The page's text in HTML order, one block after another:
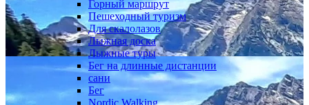
Горный маршрут
Пешеходный туризм
Для скалолазов
Лыжная доска
Лыжные туры
Бег на длинные дистанции
сани
Бег
Nordic Walking